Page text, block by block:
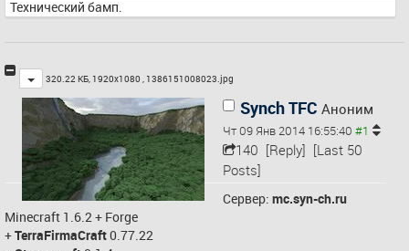
Технический бамп.
Toggle
320.22 КБ, 1920x1080 , 1386151008023.jpg
Synch TFC Аноним
Чт 09 Янв 2014 16:55:40
140 [Reply] [Last 50
Posts]
Сервер: mc.syn-ch.ru
Minecraft 1.6.2 + Forge
+ TerraFirmaCraft 0.77.22